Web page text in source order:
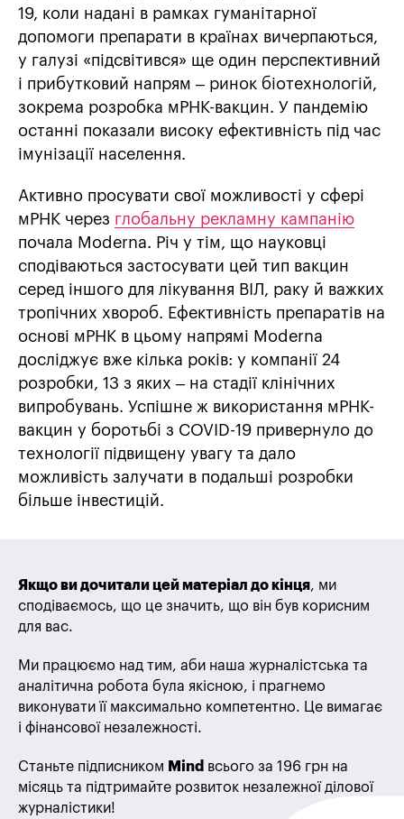
19, коли надані в рамках гуманітарної
допомоги препарати в країнах вичерпаються,
у галузі «підсвітився» ще один перспективний
і прибутковий напрям – ринок біотехнологій,
зокрема розробка мРНК-вакцин. У пандемію
останні показали високу ефективність під час
імунізації населення.
Активно просувати свої можливості у сфері
мРНК через глобальну рекламну кампанію
почала Moderna. Річ у тім, що науковці
сподіваються застосувати цей тип вакцин
серед іншого для лікування ВІЛ, раку й важких
тропічних хвороб. Ефективність препаратів на
основі мРНК в цьому напрямі Moderna
досліджує вже кілька років: у компанії 24
розробки, 13 з яких – на стадії клінічних
випробувань. Успішне ж використання мРНК-
вакцин у боротьбі з COVID-19 привернуло до
технології підвищену увагу та дало
можливість залучати в подальші розробки
більше інвестицій.
Якщо ви дочитали цей матеріал до кінця, ми
сподіваємось, що це значить, що він був корисним
для вас.
Ми працюємо над тим, аби наша журналістська та
аналітична робота була якісною, і прагнемо
виконувати її максимально компетентно. Це вимагає
і фінансової незалежності.
Станьте підписником Mind всього за 196 грн на
місяць та підтримайте розвиток незалежної ділової
журналістики!